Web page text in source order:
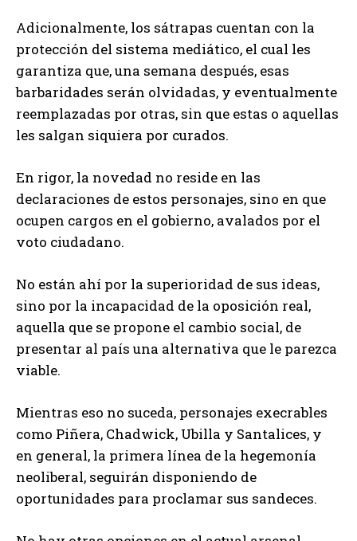
Adicionalmente, los sátrapas cuentan con la
protección del sistema mediático, el cual les
garantiza que, una semana después, esas
barbaridades serán olvidadas, y eventualmente
reemplazadas por otras, sin que estas o aquellas
les salgan siquiera por curados.
En rigor, la novedad no reside en las
declaraciones de estos personajes, sino en que
ocupen cargos en el gobierno, avalados por el
voto ciudadano.
No están ahí por la superioridad de sus ideas,
sino por la incapacidad de la oposición real,
aquella que se propone el cambio social, de
presentar al país una alternativa que le parezca
viable.
Mientras eso no suceda, personajes execrables
como Piñera, Chadwick, Ubilla y Santalices, y
en general, la primera línea de la hegemonía
neoliberal, seguirán disponiendo de
oportunidades para proclamar sus sandeces.